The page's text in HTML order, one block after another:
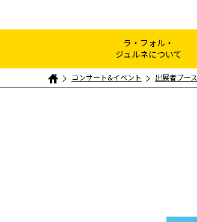
ラ・フォル・
ジュルネについて
コンサート&イベント 出展者ブー